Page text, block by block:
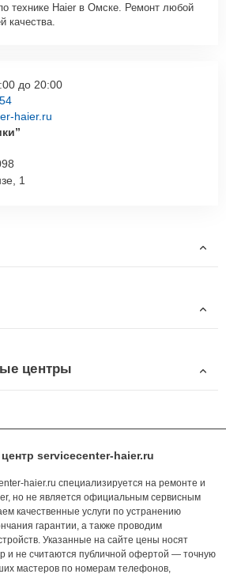
технике Haier в Омске. Ремонт любой
качества.
1
до 20:00
haier.ru
центры
servicecenter-haier.ru
haier.ru специализируется на ремонте и
но не является официальным сервисным
качественные услуги по устранению
гарантии, а также проводим
Указанные на сайте цены носят
и не считаются публичной офертой — точную
мастеров по номерам телефонов,